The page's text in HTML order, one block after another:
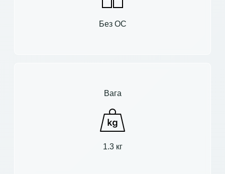
Без ОС
Вага
1.3 кг